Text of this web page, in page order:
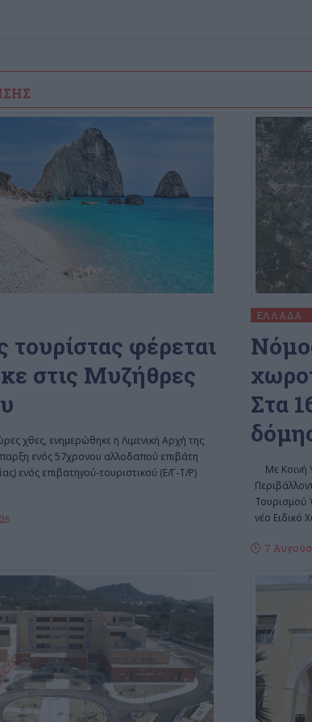
τουρίστας φέρεται
στις Μυζήθρες
χθες, ενημερώθηκε η Λιμενική Αρχή της
ενός 57χρονου αλλοδαπού επιβάτη
ενός επιβατηγού-τουριστικού (Ε/Γ-Τ/Ρ)
ΕΛΛΆΔΑ
Στα
Με Κοινή
Τουρισμού
νέο Ειδικό
7